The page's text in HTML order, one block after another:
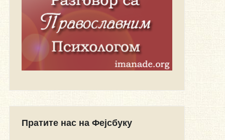
Пратите нас на Фејсбуку